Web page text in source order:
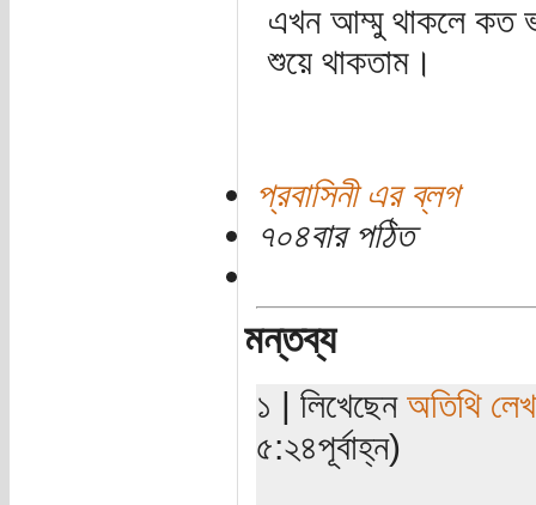
এখন আম্মু থাকলে কত
শুয়ে থাকতাম।
প্রবাসিনী এর ব্লগ
৭০৪বার পঠিত
মন্তব্য
১ | লিখেছেন অতিথি
৫:২৪পূর্বাহ্ন)